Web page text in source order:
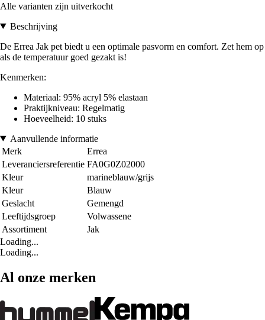
Alle varianten zijn uitverkocht
Beschrijving
De Errea Jak pet biedt u een optimale pasvorm en comfort. Zet hem op
als de temperatuur goed gezakt is!
Kenmerken:
Materiaal: 95% acryl 5% elastaan
Praktijkniveau: Regelmatig
Hoeveelheid: 10 stuks
Aanvullende informatie
Merk
Errea
Leveranciersreferentie FA0G0Z02000
Kleur
marineblauw/grijs
Kleur
Blauw
Geslacht
Gemengd
Leeftijdsgroep
Volwassene
Assortiment
Jak
Loading...
Loading...
Al onze merken